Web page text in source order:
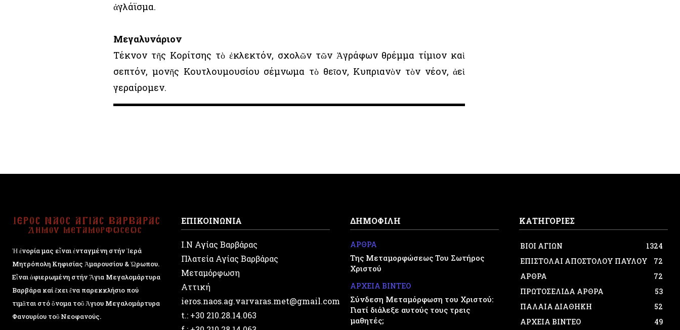
ἀγλάϊσμα.
Μεγαλυνάριον
Τέκνον τῆς Κορίτσης τὸ ἐκλεκτόν, σχολῶν τῶν Ἀγράφων θρέμμα τίμιον καὶ
σεπτόν, μονῆς Κουτλουμουσίου σέμνωμα τὸ θεῖον, Κυπριανὸν τὸν νέον, ἀεὶ
γεραίρομεν.
Ἡ ἐνορία μας εἶναι ἐνταγμένη στήν Ἱερά
Μητρόπολη Κηφισίας Ἁμαρουσίου & Ὠρωπου.
Εἶναι ἀφιερωμένη στήν Ἅγια Μεγαλομάρτυρα
Βαρβάρα καί ἔχει ἕνα παρεκκλήσιο πού
τιμᾶται στό ὄνομα τοῦ Ἁγιου Μεγαλομάρτυρα
Φανουρίου τοῦ Νεοφανούς.
ΕΠΙΚΟΙΝΩΝΙΑ
Ι.Ν Αγίας Βαρβάρας
Πλατεία Αγίας Βαρβάρας
Μεταμόρφωση
Αττική
ieros.naos.ag.varvaras.met@gmail.com
t.: +30 210.28.14.063
ΔΗΜΟΦΙΛΗ
ΑΡΘΡΑ
Της Μεταμορφώσεως Του Σωτήρος
Χριστού
ΑΡΧΕΙΑ ΒΙΝΤΕΟ
Σύνδεση Μεταμόρφωση του Χριστού:
Γιατί διάλεξε αυτούς τους τρεις
μαθητές;
ΚΑΤΗΓΟΡΙΕΣ
ΒΙΟΙ ΑΓΙΩΝ
1324
ΕΠΙΣΤΟΛΑΙ ΑΠΟΣΤΟΛΟΥ ΠΑΥΛΟΥ
72
ΑΡΘΡΑ
72
ΠΡΩΤΟΣΕΛΙΔΑ ΑΡΘΡΑ
53
ΠΑΛΑΙΑ ΔΙΑΘΗΚΗ
52
ΑΡΧΕΙΑ ΒΙΝΤΕΟ
49